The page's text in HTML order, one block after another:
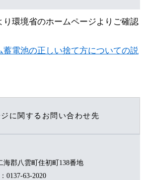
環境省のホームページよりご確認
蓄電池の正しい捨て方についての説
に関するお問い合わせ先
海郡八雲町住初町138番地
0137-63-2020